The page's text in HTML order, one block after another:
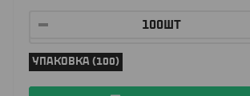
УПАКОВКА (100)